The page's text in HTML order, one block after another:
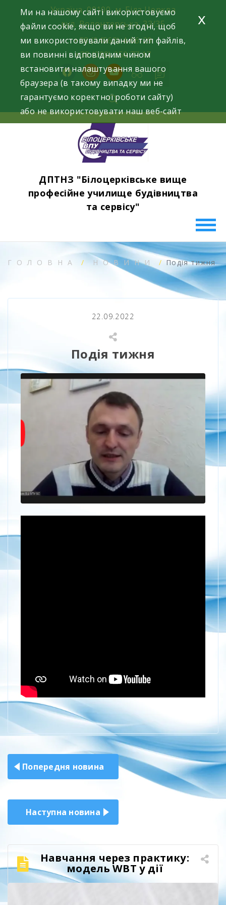
content
Україна, 09100, м. Біла Церква
вул. Волонтерська, 33/35
+38 (04563) 4-06-29
+38 (098) 250 77 17
facebookinstagramyoutube
ДПТНЗ "Білоцерківське вище
професійне училище будівництва
та сервісу"
ГОЛОВНА НОВИНИ Подія тижня
22.09.2022
Подія тижня
Навігація
записів
Попередня новина
Наступна новина
Навчання через практику:
модель WBT у дії
Ми на нашому сайті використовуємо
файли cookie, якщо ви не згодні, щоб
ми використовували даний тип файлів,
ви повинні відповідним чином
встановити налаштування вашого
браузера (в такому випадку ми не
гарантуємо коректної роботи сайту)
або не використовувати наш веб-сайт
x